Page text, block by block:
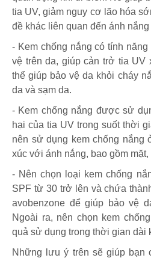
tia UV, giảm nguy cơ lão hóa
đề khác liên quan đến ánh nắng
- Kem chống nắng có tính
vệ trên da, giúp cản trở tia UV
thể giúp bảo vệ da khỏi cháy
da và sạm da.
- Kem chống nắng được sử
hại của tia UV trong suốt thời
nên sử dụng kem chống nắng
xúc với ánh nắng, bao gồm mặt,
- Nên chọn loại kem chống
SPF từ 30 trở lên và chứa
avobenzone để giúp bảo vệ
Ngoài ra, nên chọn kem
quả sử dụng trong thời gian dài
Những lưu ý trên sẽ giúp bạn